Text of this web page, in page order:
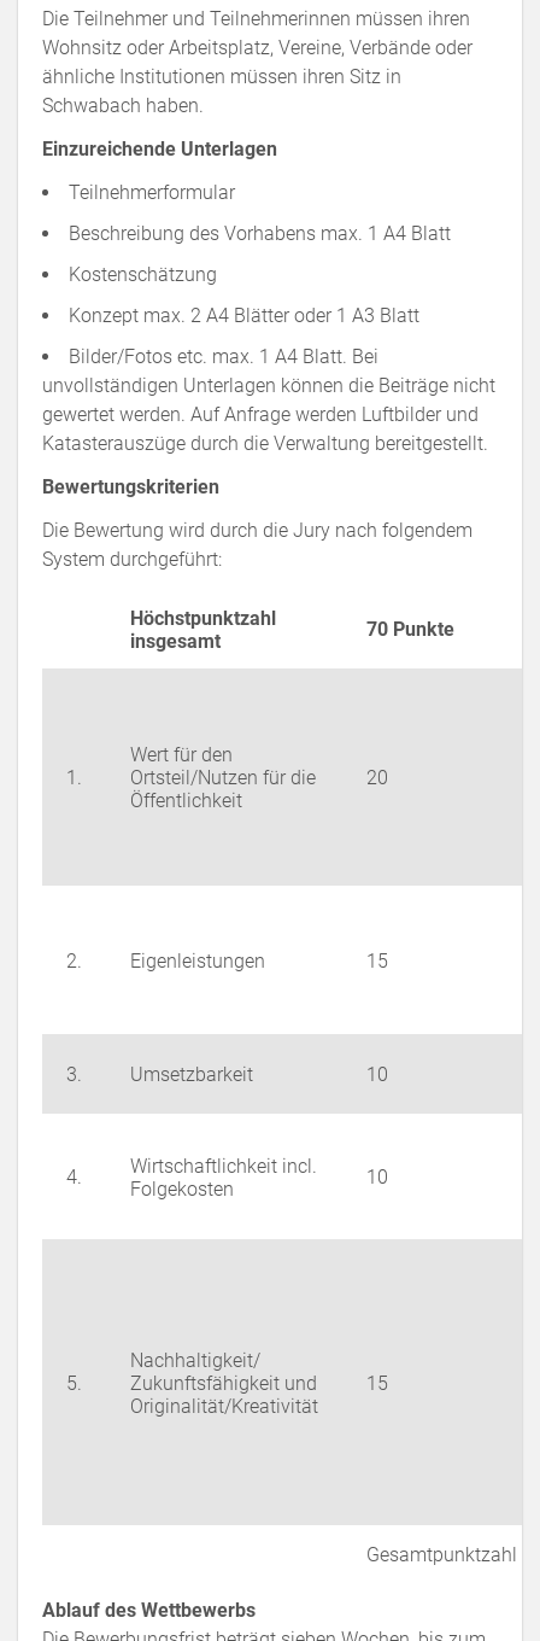
Die Teilnehmer und Teilnehmerinnen müssen ihren
Wohnsitz oder Arbeitsplatz, Vereine, Verbände oder
ähnliche Institutionen müssen ihren Sitz in
Schwabach haben.
Einzureichende Unterlagen
Teilnehmerformular
Beschreibung des Vorhabens max. 1 A4 Blatt
Kostenschätzung
Konzept max. 2 A4 Blätter oder 1 A3 Blatt
Bilder/Fotos etc. max. 1 A4 Blatt. Bei
unvollständigen Unterlagen können die Beiträge nicht
gewertet werden. Auf Anfrage werden Luftbilder und
Katasterauszüge durch die Verwaltung bereitgestellt.
Bewertungskriterien
Die Bewertung wird durch die Jury nach folgendem
System durchgeführt:
Höchstpunktzahl
insgesamt
70 Punkte
1.
Wert für den
Ortsteil/Nutzen für die
Öffentlichkeit
20
2. Eigenleistungen 15
3. Umsetzbarkeit 10
4.
Wirtschaftlichkeit incl.
Folgekosten
10
5.
Nachhaltigkeit/
Zukunftsfähigkeit und
Originalität/Kreativität
15
Gesamtpunktzahl
Ablauf des Wettbewerbs